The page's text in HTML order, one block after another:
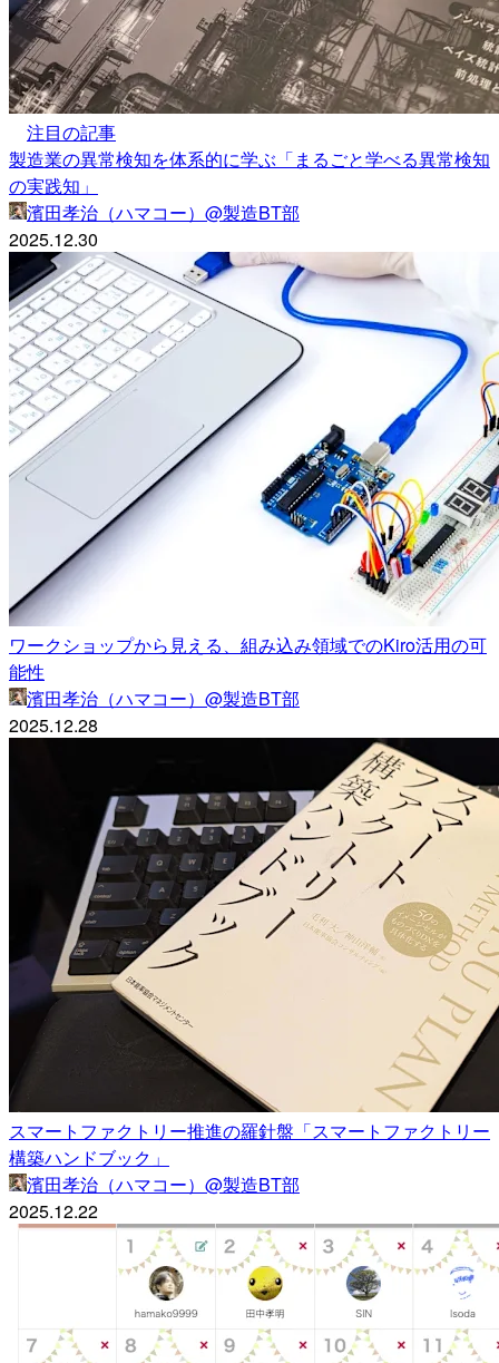
注目の記事
製造業の異常検知を体系的に学ぶ「まるごと学べる異常検知
の実践知」
濱田孝治（ハマコー）@製造BT部
2025.12.30
ワークショップから見える、組み込み領域でのKiro活用の可
能性
濱田孝治（ハマコー）@製造BT部
2025.12.28
スマートファクトリー推進の羅針盤「スマートファクトリー
構築ハンドブック」
濱田孝治（ハマコー）@製造BT部
2025.12.22